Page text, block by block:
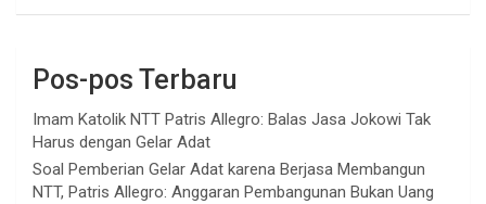
Pos-pos Terbaru
Imam Katolik NTT Patris Allegro: Balas Jasa Jokowi Tak
Harus dengan Gelar Adat
Soal Pemberian Gelar Adat karena Berjasa Membangun
NTT, Patris Allegro: Anggaran Pembangunan Bukan Uang